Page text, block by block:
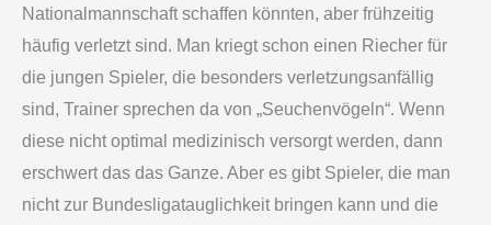
Nationalmannschaft schaffen könnten, aber frühzeitig
häufig verletzt sind. Man kriegt schon einen Riecher für
die jungen Spieler, die besonders verletzungsanfällig
sind, Trainer sprechen da von „Seuchenvögeln“. Wenn
diese nicht optimal medizinisch versorgt werden, dann
erschwert das das Ganze. Aber es gibt Spieler, die man
nicht zur Bundesligatauglichkeit bringen kann und die